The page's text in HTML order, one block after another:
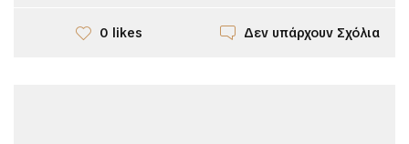
0 likes Δεν υπάρχουν Σχόλια